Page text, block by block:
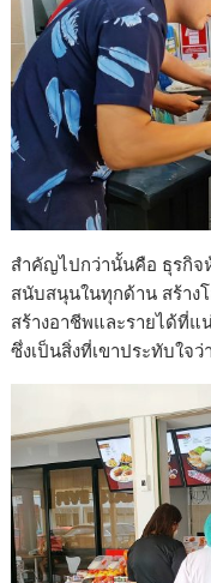
สำคัญไปกว่านั้นคือ ธุรกิจ
สนับสนุนในทุกด้าน สร้าง
สร้างอาชีพและรายได้ที่
ซึ่งเป็นสิ่งที่เขาประทับใจ